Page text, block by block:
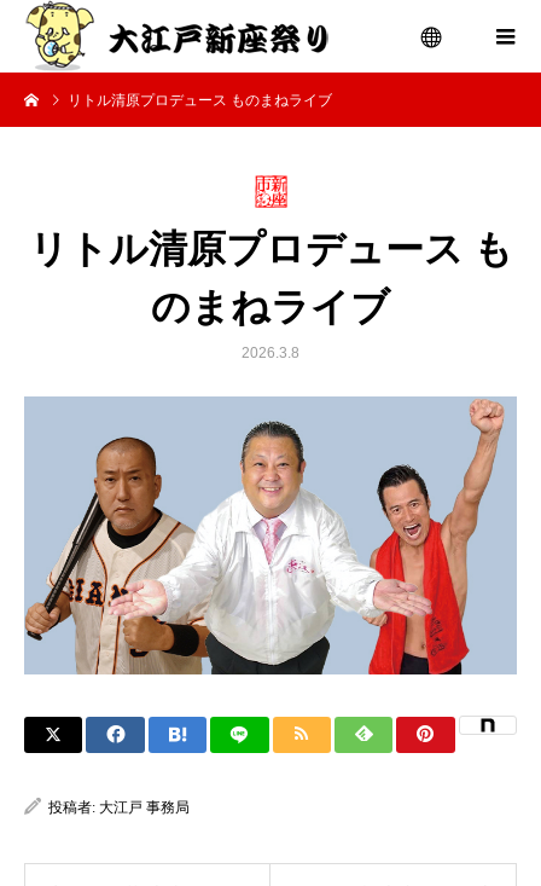
リトル清原プロデュース ものまねライブ
リトル清原プロデュース も
のまねライブ
2026.3.8
投稿者: 大江戸 事務局